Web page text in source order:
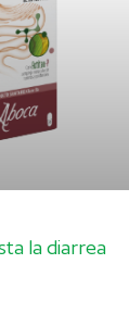
la diarrea